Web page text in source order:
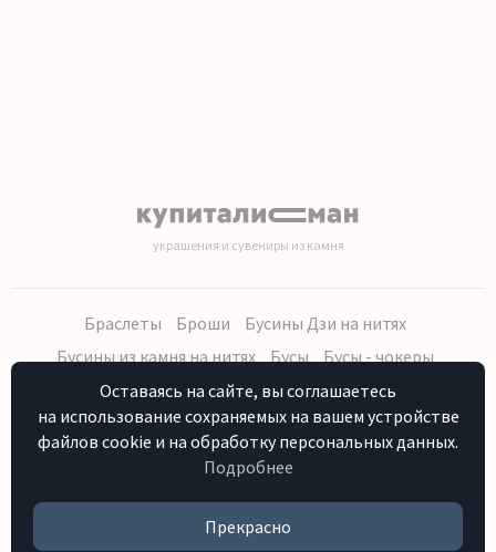
украшения и сувениры из камня
Браслеты Броши
Бусины Дзи на нитях
Бусины из камня на нитях
Бусы
Бусы - чокеры
Кольца, серьги
Кулоны
Наборы (бусы, браслет, серьги)
Распродажа
Сувениры из камня Фурнитура Четки
Контакты Как купить
Оставаясь на сайте, вы соглашаетесь
на использование сохраняемых на вашем устройстве
файлов cookie и на обработку персональных данных.
Подробнее
Прекрасно